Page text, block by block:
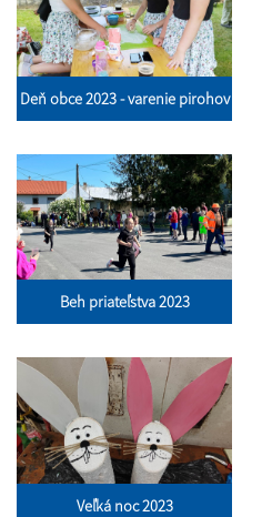
Deň obce 2023 - varenie pirohov
Beh priateľstva 2023
Veľká noc 2023